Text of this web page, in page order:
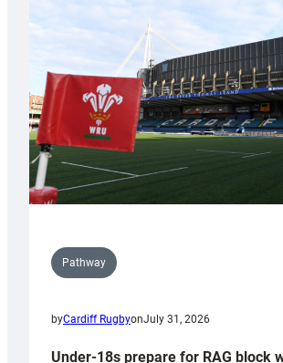
contribution
Wales
U20s
Pathway
byCardiff RugbyonJuly 31, 2026
Under-18s prepare for RAG block